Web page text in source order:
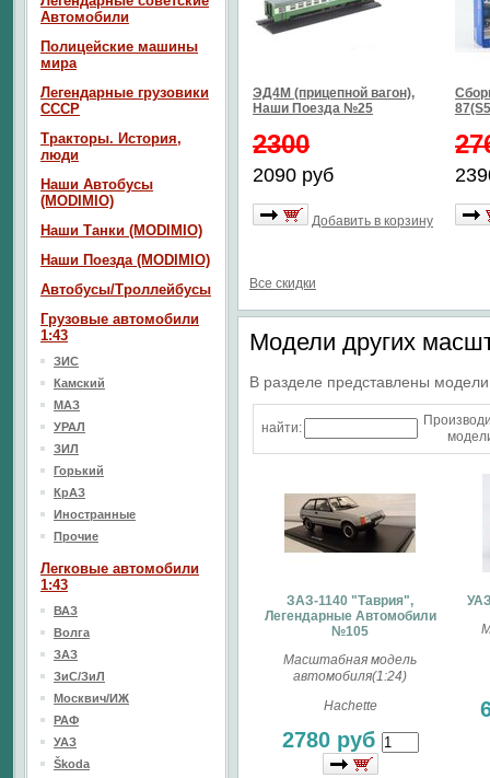
ЭД4М (прицепной вагон),
Наши Поезда №25
2300
2090 руб
Добавить в корзину
Все скидки
Модели других
В разделе представлены
найти:
ЗАЗ-1140 "Таврия",
Легендарные Автомобили
№105
Масштабная модель
автомобиля(1:24)
Hachette
2780 руб
Автомобили
Полицейские машины
мира
Легендарные грузовики
СССР
Тракторы. История,
люди
Наши Автобусы
(MODIMIO)
Наши Танки (MODIMIO)
Наши Поезда (MODIMIO)
Автобусы/Троллейбусы
Грузовые автомобили
1:43
ЗИС
Камский
МАЗ
УРАЛ
ЗИЛ
Горький
КрАЗ
Иностранные
Прочие
Легковые автомобили
1:43
ВАЗ
Волга
ЗАЗ
ЗиС/ЗиЛ
Москвич/ИЖ
РАФ
УАЗ
Škoda